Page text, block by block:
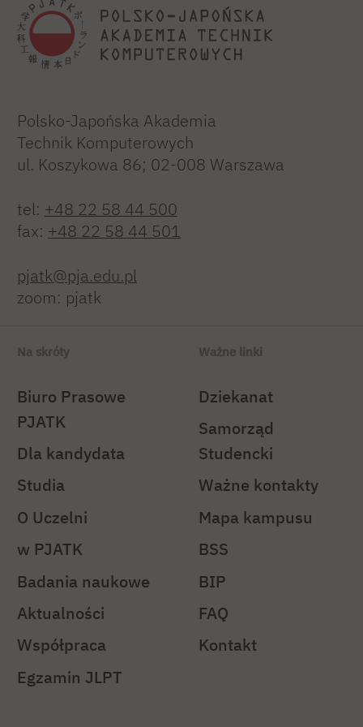
Polsko-Japońska Akademia
Technik Komputerowych
ul. Koszykowa 86; 02-008 Warszawa
tel: +48 22 58 44 500
fax: +48 22 58 44 501
pjatk@pja.edu.pl
zoom: pjatk
Na skróty
Biuro Prasowe
PJATK
Dla kandydata
Studia
O Uczelni
w PJATK
Badania naukowe
Aktualności
Współpraca
Egzamin JLPT
Ważne linki
Dziekanat
Samorząd
Studencki
Ważne kontakty
Mapa kampusu
BSS
BIP
FAQ
Kontakt